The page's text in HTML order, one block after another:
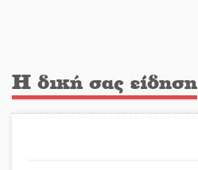
Η δική σας είδηση